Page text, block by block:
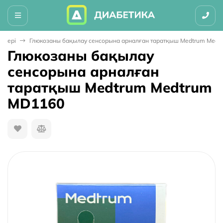
Глюкозаны бақылау сенсорына арналған таратқыш Medtrum
Глюкозаны бақылау
сенсорына арналған
таратқыш Medtrum Medtrum
MD1160